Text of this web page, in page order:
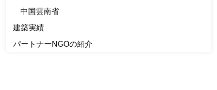
中国雲南省
建築実績
パートナーNGOの紹介